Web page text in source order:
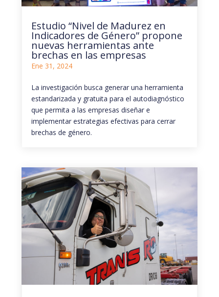
Estudio “Nivel de Madurez en
Indicadores de Género” propone
nuevas herramientas ante
brechas en las empresas
Ene 31, 2024
La investigación busca generar una herramienta
estandarizada y gratuita para el autodiagnóstico
que permita a las empresas diseñar e
implementar estrategias efectivas para cerrar
brechas de género.